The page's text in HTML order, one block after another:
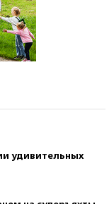
удивительных